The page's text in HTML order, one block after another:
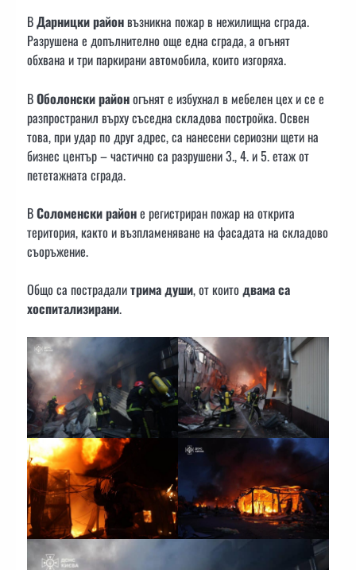
ВДарницки районвъзникна пожар в нежилищна сграда.
Разрушена е допълнително още една сграда, а огънят
обхвана и три паркирани автомобила, които изгоряха.
ВОболонски районогънят е избухнал в мебелен цех и се е
разпространил върху съседна складова постройка. Освен
това, при удар по друг адрес, са нанесени сериозни щети на
бизнес център – частично са разрушени 3., 4. и 5. етаж от
пететажната сграда.
ВСоломенски районе регистриран пожар на открита
територия, както и възпламеняване на фасадата на складово
съоръжение.
Общо са пострадалитрима души, от коитодвама са
хоспитализирани.